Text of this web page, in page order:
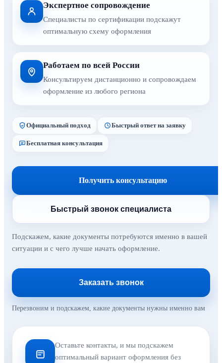
Экспертное сопровождение
Специалисты по сертификации подскажут
оптимальную схему оформления
Работаем по всей России
Консультируем дистанционно и сопровождаем
оформление из любого региона
Официальный подход Быстрый ответ на заявку
Бесплатная консультация
Получить консультацию
Быстрый звонок специалиста
Подскажем, какие документы потребуются именно в вашей
ситуации и с чего лучше начать оформление.
Заказать звонок
Перезвоним и подскажем, какие документы нужны именно вам
Оставьте контакты, и мы подскажем
оптимальный вариант оформления без